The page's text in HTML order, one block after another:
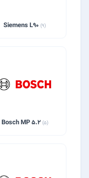
Siemens L90(9)
Bosch MP 5.2 (5)